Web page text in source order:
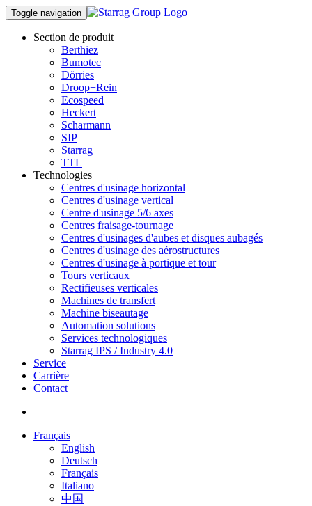
Toggle navigation
Section de produit
Berthiez
Bumotec
Dörries
Droop+Rein
Ecospeed
Heckert
Scharmann
SIP
Starrag
TTL
Technologies
Centres d'usinage horizontal
Centres d'usinage vertical
Centre d'usinage 5/6 axes
Centres fraisage-tournage
Centres d'usinages d'aubes et disques aubagés
Centres d'usinage des aérostructures
Centres d'usinage à portique et tour
Tours verticaux
Rectifieuses verticales
Machines de transfert
Machine biseautage
Automation solutions
Services technologiques
Starrag IPS / Industry 4.0
Service
Carrière
Contact
Français
English
Deutsch
Français
Italiano
中国